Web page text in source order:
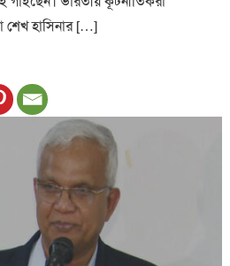
শেখ হাসিনার […]